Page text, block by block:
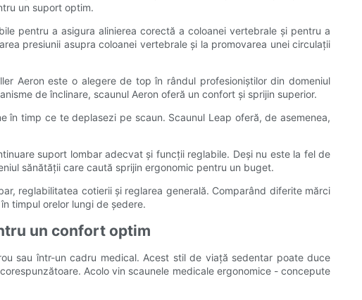
un suport optim.
pentru a asigura alinierea corectă a coloanei vertebrale și pentru a
presiunii asupra coloanei vertebrale și la promovarea unei circulații
Aeron este o alegere de top în rândul profesioniștilor din domeniul
de înclinare, scaunul Aeron oferă un confort și sprijin superior.
timp ce te deplasezi pe scaun. Scaunul Leap oferă, de asemenea,
suport lombar adecvat și funcții reglabile. Deși nu este la fel de
sănătății care caută sprijin ergonomic pentru un buget.
reglabilitatea cotierii și reglarea generală. Comparând diferite mărci
timpul orelor lungi de ședere.
un confort optim
sau într-un cadru medical. Acest stil de viață sedentar poate duce
Acolo vin scaunele medicale ergonomice - concepute